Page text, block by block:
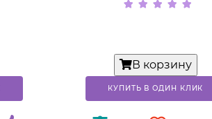
В корзину
КУПИТЬ В ОДИН КЛИК